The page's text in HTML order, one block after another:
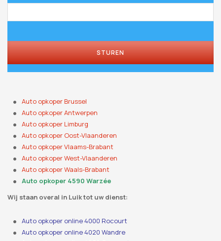
STUREN
Auto opkoper Brussel
Auto opkoper Antwerpen
Auto opkoper Limburg
Auto opkoper Oost-Vlaanderen
Auto opkoper Vlaams-Brabant
Auto opkoper West-Vlaanderen
Auto opkoper Waals-Brabant
Auto opkoper 4590 Warzée
Wij staan ​​overal in Luik tot uw dienst:
Auto opkoper online 4000 Rocourt
Auto opkoper online 4020 Wandre